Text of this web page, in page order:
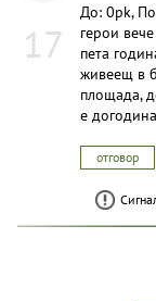
17
До: 0pk,
герои
пета
живеещ в
площада,
е
отговор